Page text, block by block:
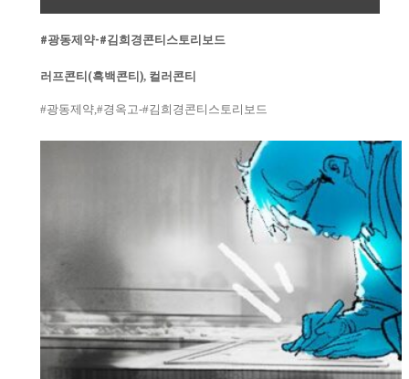
#광동제약-#김희경콘티스토리보드
러프콘티(흑백콘티), 컬러콘티
#광동제약,#경옥고-#김희경콘티스토리보드